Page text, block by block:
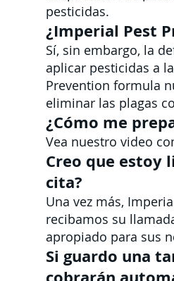
pesticidas.
¿Imperial Pest
Sí, sin embargo, la
aplicar pesticidas a
Prevention formula
eliminar las plagas
¿Cómo me
Vea nuestro video
Creo que estoy
cita?
Una vez más,
recibamos su
apropiado para sus
Si guardo una